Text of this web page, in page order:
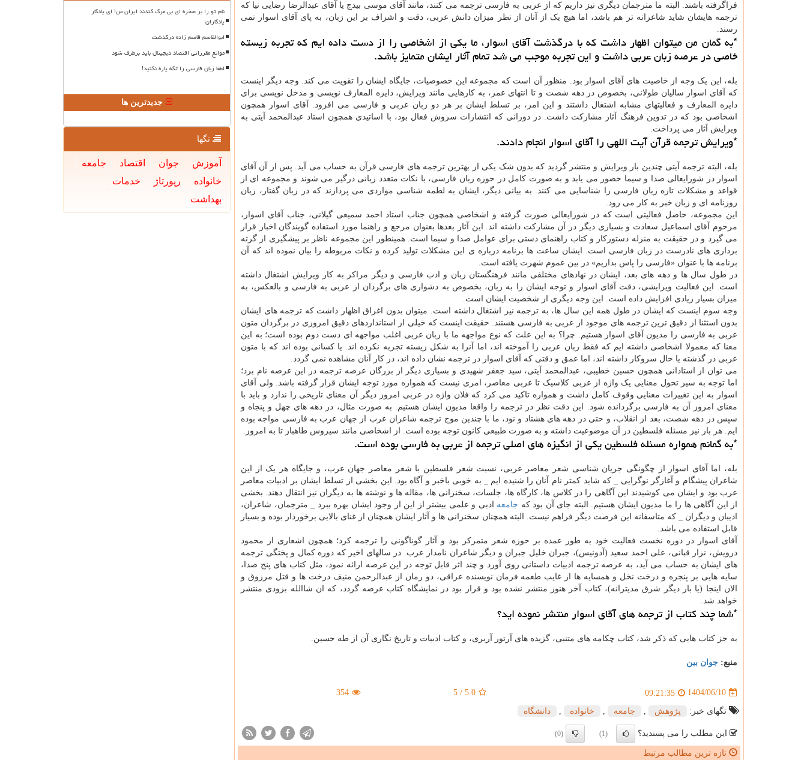
فراگرفته باشند. البته ما مترجمان دیگری نیز داریم که از عربی به فارسی ترجمه می کنند، مانند آقای موسی بیدج یا آقای عبدالرضا رضایی نیا که
ترجمه هایشان شاید شاعرانه تر هم باشد، اما هیچ یک از آنان از نظر میزان دانش عربی، دقت و اشراف بر این زبان، به پای آقای اسوار نمی
رسند.
*به گمان من میتوان اظهار داشت که با درگذشت آقای اسوار، ما یکی از اشخاصی را از دست داده ایم که تجربه زیسته
خاصی در عرصه زبان عربی داشت و این تجربه موجب می شد تمام آثار ایشان متمایز باشد.
بله، این یک وجه از خاصیت های آقای اسوار بود. منظور آن است که مجموعه این خصوصیات، جایگاه ایشان را تقویت می کند. وجه دیگر اینست
که آقای اسوار سالیان طولانی، بخصوص در دهه شصت و تا انتهای عمر، به کارهایی مانند ویرایش، دایره المعارف نویسی و مدخل نویسی برای
دایره المعارف و فعالیتهای مشابه اشتغال داشتند و این امر، بر تسلط ایشان بر هر دو زبان عربی و فارسی می افزود. آقای اسوار همچون
اشخاصی بود که در تدوین فرهنگ آثار مشارکت داشت. در دورانی که انتشارات سروش فعال بود، با اساتیدی همچون استاد عبدالمحمد آیتی به
ویرایش آثار می پرداخت.
*ویرایش ترجمه قرآن آیت اللهی را آقای اسوار انجام دادند.
بله، البته ترجمه آیتی چندین بار ویرایش و منتشر گردید که بدون شک یکی از بهترین ترجمه های فارسی قرآن به حساب می آید. پس از آن آقای
اسوار در شورایعالی صدا و سیما حضور می یابد و به صورت کامل در حوزه زبان فارسی، با نکات متعدد زبانی درگیر می شوند و مجموعه ای از
قواعد و مشکلات تازه زبان فارسی را شناسایی می کنند. به بیانی دیگر، ایشان به لطمه شناسی مواردی می پردازند که در زبان گفتار، زبان
روزنامه ای و زبان خبر به کار می رود.
این مجموعه، حاصل فعالیتی است که در شورایعالی صورت گرفته و اشخاصی همچون جناب استاد احمد سمیعی گیلانی، جناب آقای اسوار،
مرحوم آقای اسماعیل سعادت و بسیاری دیگر در آن مشارکت داشته اند. این آثار بعدها بعنوان مرجع و راهنما مورد استفاده گویندگان اخبار قرار
می گیرد و در حقیقت به منزله دستورکار و کتاب راهنمای دستی برای عوامل صدا و سیما است. همینطور این مجموعه ناظر بر پیشگیری از گرته
برداری های نادرست در زبان فارسی است. ایشان ساعت ها برنامه درباره ی این مشکلات تولید کرده و نکات مربوطه را بیان نموده اند که آن
برنامه ها با عنوان «فارسی را پاس بداریم» در بین عموم شهرت یافته است.
در طول سال ها و دهه های بعد، ایشان در نهادهای مختلفی مانند فرهنگستان زبان و ادب فارسی و دیگر مراکز به کار ویرایش اشتغال داشته
است. این فعالیت ویرایشی، دقت آقای اسوار و توجه ایشان را به زبان، بخصوص به دشواری های برگردان از عربی به فارسی و بالعکس، به
میزان بسیار زیادی افزایش داده است. این وجه دیگری از شخصیت ایشان است.
وجه سوم اینست که ایشان در طول همه این سال ها، به ترجمه نیز اشتغال داشته است. میتوان بدون اغراق اظهار داشت که ترجمه های ایشان
بدون استثنا از دقیق ترین ترجمه های موجود از عربی به فارسی هستند. حقیقت اینست که خیلی از استانداردهای دقیق امروزی در برگردان متون
عربی به فارسی را مدیون آقای اسوار هستیم. چرا؟ به این علت که نوع مواجهه ما با زبان عربی اغلب مواجهه ای دست دوم بوده است؛ به این
معنا که معمولا اشخاصی داشته ایم که فقط زبان عربی را آموخته اند، اما آنرا به شکل زیسته تجربه نکرده اند. یا کسانی بوده اند که با متون
عربی در گذشته یا حال سروکار داشته اند، اما عمق و دقتی که آقای اسوار در ترجمه نشان داده اند، در کار آنان مشاهده نمی گردد.
می توان از استادانی همچون حسین خطیبی، عبدالمحمد آیتی، سید جعفر شهیدی و بسیاری دیگر از بزرگان عرصه ترجمه در این عرصه نام برد؛
اما توجه به سیر تحول معنایی یک واژه از عربی کلاسیک تا عربی معاصر، امری نیست که همواره مورد توجه ایشان قرار گرفته باشد. ولی آقای
اسوار به این تغییرات معنایی وقوف کامل داشت و همواره تاکید می کرد که فلان واژه در عربی امروز دیگر آن معنای تاریخی را ندارد و باید با
معنای امروز آن به فارسی برگردانده شود. این دقت نظر در ترجمه را واقعا مدیون ایشان هستیم. به صورت مثال، در دهه های چهل و پنجاه و
سپس در دهه شصت، بعد از انقلاب، و حتی در دهه های هشتاد و نود، ما با چندین موج ترجمه شاعران عرب از جهان عرب به فارسی مواجه بوده
ایم. هر بار نیز مسئله فلسطین در آن موضوعیت داشته و به صورت طبیعی کانون توجه بوده است. از اشخاصی مانند سیروس طاهباز تا به امروز.
*به گمانم همواره مسئله فلسطین یکی از انگیزه های اصلی ترجمه از عربی به فارسی بوده است.
بله، اما آقای اسوار از چگونگی جریان شناسی شعر معاصر عربی، نسبت شعر فلسطین با شعر معاصر جهان عرب، و جایگاه هر یک از این
شاعران پیشگام و آغازگر نوگرایی _ که شاید کمتر نام آنان را شنیده ایم _ به خوبی باخبر و آگاه بود. این بخشی از تسلط ایشان بر ادبیات معاصر
عرب بود و ایشان می کوشیدند این آگاهی را در کلاس ها، کارگاه ها، جلسات، سخنرانی ها، مقاله ها و نوشته ها به دیگران نیز انتقال دهند. بخشی
از این آگاهی ها را ما مدیون ایشان هستیم. البته جای آن بود که جامعه ادبی و علمی بیشتر از این از وجود ایشان بهره ببرد _ مترجمان، شاعران،
ادیبان و دیگران _ که متاسفانه این فرصت دیگر فراهم نیست. البته همچنان سخنرانی ها و آثار ایشان همچنان از غنای بالایی برخوردار بوده و بسیار
قابل استفاده می باشد.
آقای اسوار در دوره نخست فعالیت خود به طور عمده بر حوزه شعر متمرکز بود و آثار گوناگونی را ترجمه کرد؛ همچون اشعاری از محمود
درویش، نزار قبانی، علی احمد سعید (آدونیس)، جبران خلیل جبران و دیگر شاعران نامدار عرب. در سالهای اخیر که دوره کمال و پختگی ترجمه
های ایشان به حساب می آید، به عرصه ترجمه ادبیات داستانی روی آورد و چند اثر قابل توجه در این عرصه ارائه نمود، مثل کتاب های پنج صدا،
سایه هایی بر پنجره و درخت نخل و همسایه ها از غایب طعمه فرمان نویسنده عراقی، دو رمان از عبدالرحمن منیف درخت ها و قتل مرزوق و
الان اینجا (یا بار دیگر شرق مدیترانه)، کتاب آخر هنوز منتشر نشده بود و قرار بود در نمایشگاه کتاب عرضه گردد، که ان شاالله بزودی منتشر
خواهد شد.
*شما چند کتاب از ترجمه های آقای اسوار منتشر نموده اید؟
به جز کتاب هایی که ذکر شد، کتاب چکامه های متنبی، گزیده های آرتور آربری، و کتاب ادبیات و تاریخ نگاری آن از طه حسین.
منبع: جوان بین
1404/06/10
09:21:35
5.0
/
5
354
تگهای خبر: پژوهش جامعه خانواده دانشگاه
این مطلب را می پسندید؟ (1)
(0)
تازه ترین مطالب مرتبط
نام تو را بر صخره ای بی مرگ کندند ایران من! ای یادگار
یادگاران
ابوالقاسم قاسم زاده درگذشت
موانع مقرراتی اقتصاد دیجیتال باید برطرف شود
لطفا زبان فارسی را تکه پاره نکنید!
جدیدترین ها
تگها
آموزش جوان اقتصاد
جامعه
خانواده
رپورتاژ
خدمات
بهداشت